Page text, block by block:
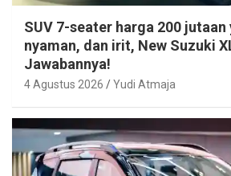
SUV 7-seater harga 200 jutaan
nyaman, dan irit, New Suzuki
Jawabannya!
4 Agustus 2026 Yudi Atmaja